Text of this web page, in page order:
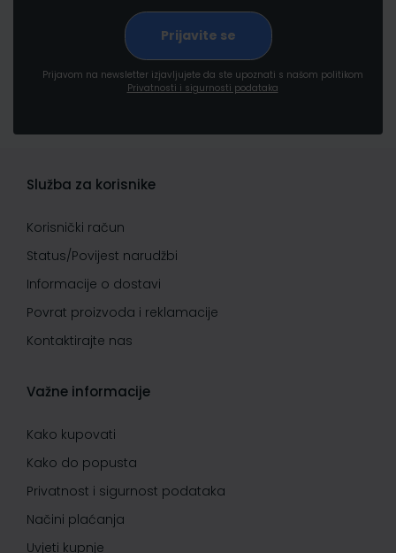
Prijavom na newsletter izjavljujete da ste upoznati s našom politikom
Privatnosti i sigurnosti podataka
Služba za korisnike
Korisnički račun
Status/Povijest narudžbi
Informacije o dostavi
Povrat proizvoda i reklamacije
Kontaktirajte nas
Važne informacije
Kako kupovati
Kako do popusta
Privatnost i sigurnost podataka
Načini plaćanja
Uvjeti kupnje